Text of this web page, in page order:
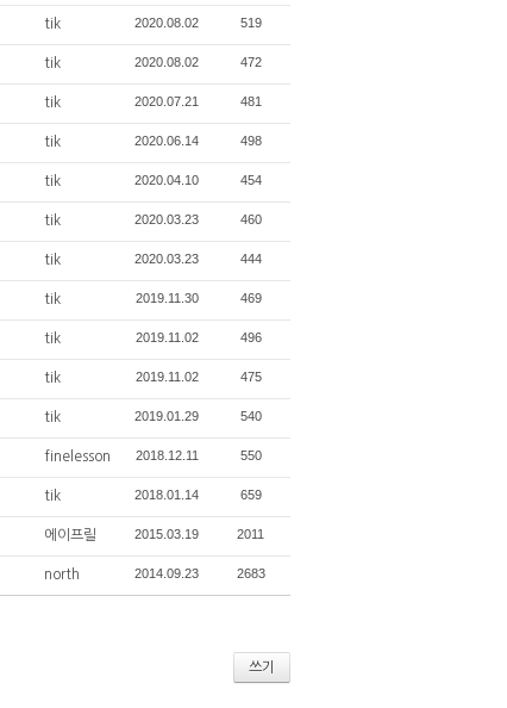
tik 2020.08.02 519
tik 2020.08.02 472
tik 2020.07.21 481
tik 2020.06.14 498
tik 2020.04.10 454
tik 2020.03.23 460
tik 2020.03.23 444
tik 2019.11.30 469
tik 2019.11.02 496
tik 2019.11.02 475
tik 2019.01.29 540
finelesson 2018.12.11 550
tik 2018.01.14 659
에이프릴 2015.03.19 2011
north 2014.09.23 2683
쓰기